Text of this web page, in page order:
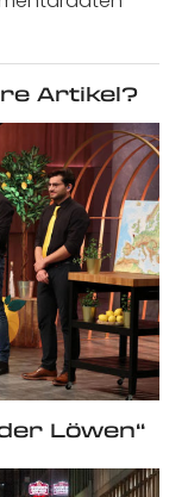
Artikel?
Löwen“